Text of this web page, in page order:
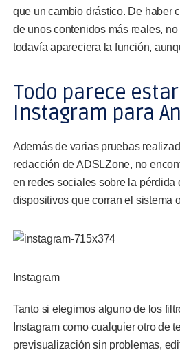
que un cambio drástico. De haber
de unos contenidos más reales,
todavía apareciera la función,
Todo parece
Instagram para
Además de varias pruebas
redacción de ADSLZone, no
en redes sociales sobre la pérdida
dispositivos que corran el sistema
Instagram
Tanto si elegimos alguno de los
Instagram como cualquier otro de
previsualización sin problemas,